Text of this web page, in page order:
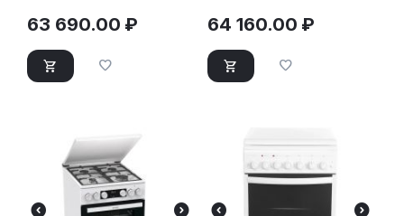
63 690.00 ₽ 64 160.00 ₽